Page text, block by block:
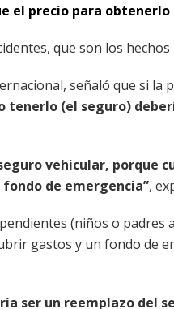
el precio para obtenerlo
que son los
señaló que si la
tenerlo (el seguro)
vehicular, porque
de emergencia”,
(niños o padres
gastos y un fondo de
ser un reemplazo del